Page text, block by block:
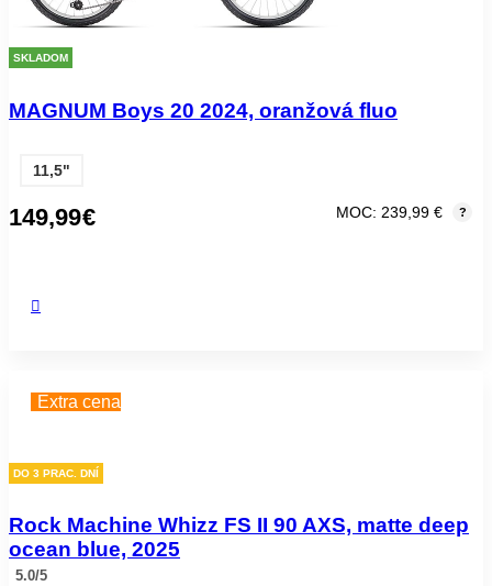
SKLADOM
MAGNUM Boys 20 2024, oranžová fluo
11,5"
149,99€ MOC: 239,99 € ?
Extra cena
DO 3 PRAC. DNÍ
Rock Machine Whizz FS II 90 AXS, matte deep
ocean blue, 2025
5.0/5